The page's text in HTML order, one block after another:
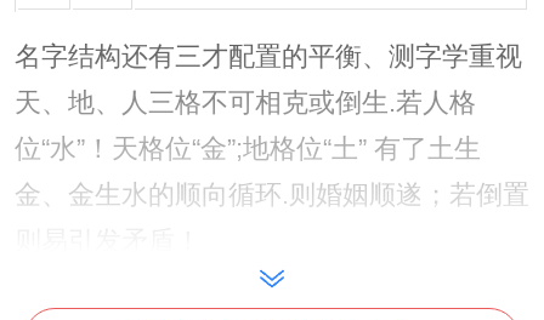
名字结构还有三才配置的平衡、测字学重视
天、地、人三格不可相克或倒生.若人格
位“水”！天格位“金”;地格位“土” 有了土生
金、金生水的顺向循环.则婚姻顺遂；若倒置
需避开的“婚姻克星字”- 部分字因结构或谐音